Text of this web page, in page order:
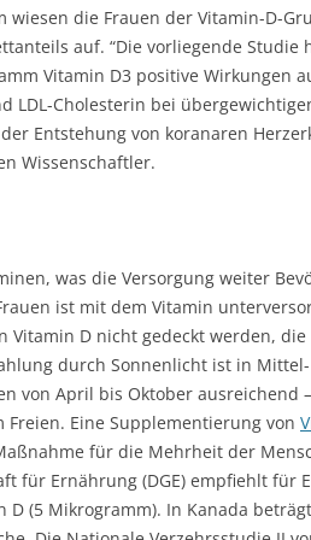
die Frauen der Vitamin-D-
auf. “Die vorliegende Studie
Vitamin D3 positive Wirkungen
LDL-Cholesterin bei
Entstehung von koranaren
Wissenschaftler.
was die Versorgung weiter
ist mit dem Vitamin
Vitamin D nicht gedeckt werden, die
durch Sonnenlicht ist in
von April bis Oktober ausreichend
Eine Supplementierung von
für die Mehrheit der
für Ernährung (DGE) empfiehlt für
D (5 Mikrogramm). In Kanada